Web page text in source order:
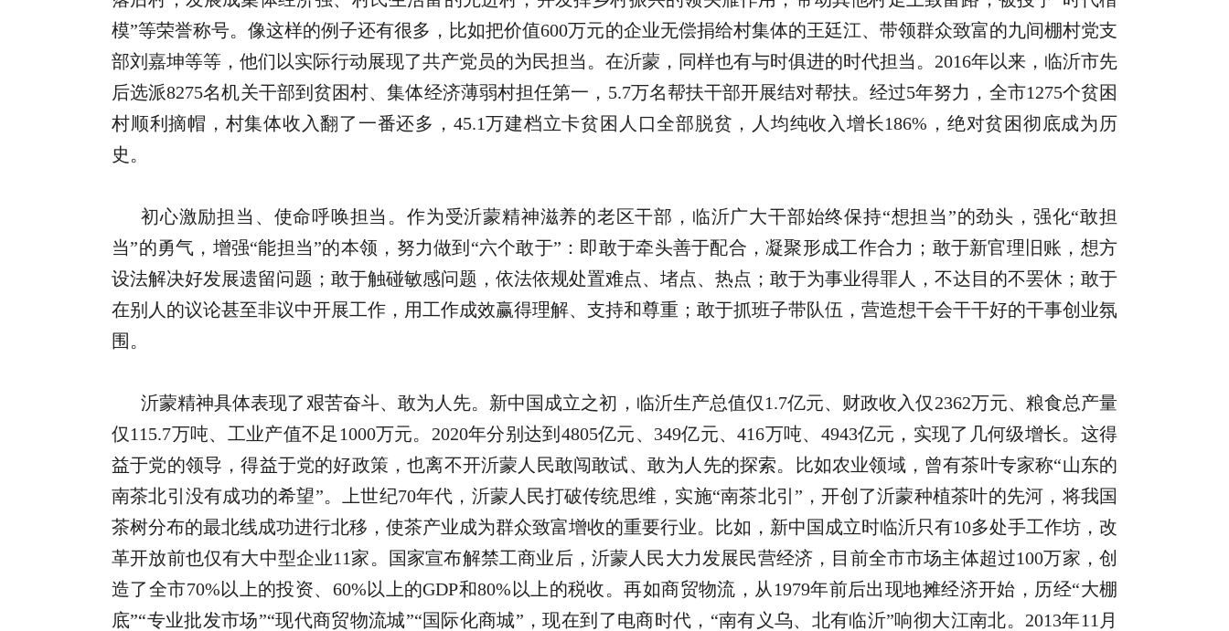
模”等荣誉称号。像这样的例子还有很多，比如把价值600万元的企业无偿捐给村集体的王廷江、带领群众致富的九间棚村党支
部刘嘉坤等等，他们以实际行动展现了共产党员的为民担当。在沂蒙，同样也有与时俱进的时代担当。2016年以来，临沂市先
后选派8275名机关干部到贫困村、集体经济薄弱村担任第一，5.7万名帮扶干部开展结对帮扶。经过5年努力，全市1275个贫困
村顺利摘帽，村集体收入翻了一番还多，45.1万建档立卡贫困人口全部脱贫，人均纯收入增长186%，绝对贫困彻底成为历
史。
初心激励担当、使命呼唤担当。作为受沂蒙精神滋养的老区干部，临沂广大干部始终保持“想担当”的劲头，强化“敢担
当”的勇气，增强“能担当”的本领，努力做到“六个敢于”：即敢于牵头善于配合，凝聚形成工作合力；敢于新官理旧账，想方
设法解决好发展遗留问题；敢于触碰敏感问题，依法依规处置难点、堵点、热点；敢于为事业得罪人，不达目的不罢休；敢于
在别人的议论甚至非议中开展工作，用工作成效赢得理解、支持和尊重；敢于抓班子带队伍，营造想干会干干好的干事创业氛
围。
沂蒙精神具体表现了艰苦奋斗、敢为人先。新中国成立之初，临沂生产总值仅1.7亿元、财政收入仅2362万元、粮食总产量
仅115.7万吨、工业产值不足1000万元。2020年分别达到4805亿元、349亿元、416万吨、4943亿元，实现了几何级增长。这得
益于党的领导，得益于党的好政策，也离不开沂蒙人民敢闯敢试、敢为人先的探索。比如农业领域，曾有茶叶专家称“山东的
南茶北引没有成功的希望”。上世纪70年代，沂蒙人民打破传统思维，实施“南茶北引”，开创了沂蒙种植茶叶的先河，将我国
茶树分布的最北线成功进行北移，使茶产业成为群众致富增收的重要行业。比如，新中国成立时临沂只有10多处手工作坊，改
革开放前也仅有大中型企业11家。国家宣布解禁工商业后，沂蒙人民大力发展民营经济，目前全市市场主体超过100万家，创
造了全市70%以上的投资、60%以上的GDP和80%以上的税收。再如商贸物流，从1979年前后出现地摊经济开始，历经“大棚
底”“专业批发市场”“现代商贸物流城”“国际化商城”，现在到了电商时代，“南有义乌、北有临沂”响彻大江南北。2013年11月